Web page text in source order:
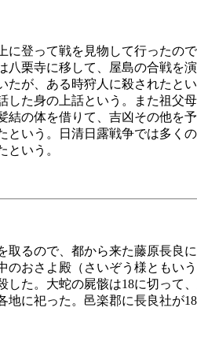
に登って戦を見物して行ったの
八栗寺に移して、屋島の合戦を
たが、ある時狩人に殺されたとい
した身の上話という。また祖父
結の体を借りて、吉凶その他を
という。日清日露戦争では多く
という。
取るので、都から来た藤原長良
おさよ殿（さいぞう様ともいう
した。大蛇の屍骸は18に切って
地に祀った。邑楽郡に長良社が